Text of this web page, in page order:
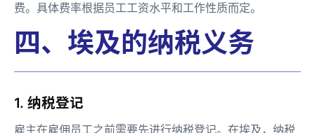
费。具体费率根据员工工资水平和工作性质而定。
四、埃及的纳税义务
1. 纳税登记
雇主在雇佣员工之前需要先进行纳税登记。在埃及，纳税